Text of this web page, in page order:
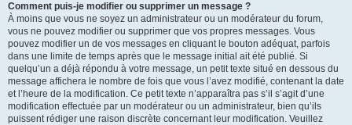
Comment puis-je modifier ou supprimer un message ?
À moins que vous ne soyez un administrateur ou un modérateur du forum,
vous ne pouvez modifier ou supprimer que vos propres messages. Vous
pouvez modifier un de vos messages en cliquant le bouton adéquat, parfois
dans une limite de temps après que le message initial ait été publié. Si
quelqu’un a déjà répondu à votre message, un petit texte situé en dessous du
message affichera le nombre de fois que vous l’avez modifié, contenant la date
et l’heure de la modification. Ce petit texte n’apparaîtra pas s’il s’agit d’une
modification effectuée par un modérateur ou un administrateur, bien qu’ils
puissent rédiger une raison discrète concernant leur modification. Veuillez